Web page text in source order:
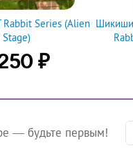
Rabbit Series (Alien
Stage)
₽
Шикиши
— будьте первым!